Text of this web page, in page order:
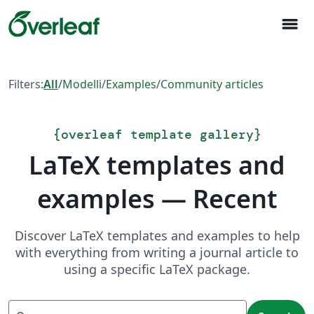
menu
Filters:All/Modelli/Examples/Community articles
{overleaf template gallery}
LaTeX templates and
examples — Recent
Discover LaTeX templates and examples to help
with everything from writing a journal article to
using a specific LaTeX package.